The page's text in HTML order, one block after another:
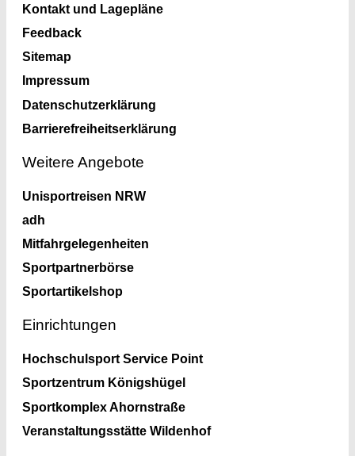
Kontakt und Lagepläne
Feedback
Sitemap
Impressum
Datenschutzerklärung
Barrierefreiheitserklärung
Weitere Angebote
Unisportreisen NRW
adh
Mitfahrgelegenheiten
Sportpartnerbörse
Sportartikelshop
Einrichtungen
Hochschulsport Service Point
Sportzentrum Königshügel
Sportkomplex Ahornstraße
Veranstaltungsstätte Wildenhof